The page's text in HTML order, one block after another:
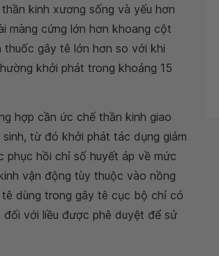
kinh xương sống và yếu hơn
màng cứng lớn hơn khoang cột
gây tê lớn hơn so với khi
khởi phát trong khoảng 15
hợp cần ức chế thần kinh giao
từ đó khởi phát tác dụng giảm
phục hồi chỉ số huyết áp về mức
vận động tùy thuộc vào nồng
dùng trong gây tê cục bộ chỉ có
với liều được phê duyệt để sử